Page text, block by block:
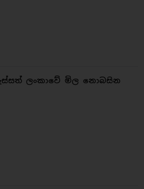
ලංකාවේ මිල නොබසින